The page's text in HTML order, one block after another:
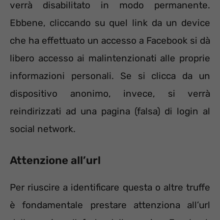
verrà disabilitato in modo permanente.
Ebbene, cliccando su quel link da un device
che ha effettuato un accesso a Facebook si dà
libero accesso ai malintenzionati alle proprie
informazioni personali. Se si clicca da un
dispositivo anonimo, invece, si verrà
reindirizzati ad una pagina (falsa) di login al
social network.
Attenzione all’url
Per riuscire a identificare questa o altre truffe
è fondamentale prestare attenziona all’url